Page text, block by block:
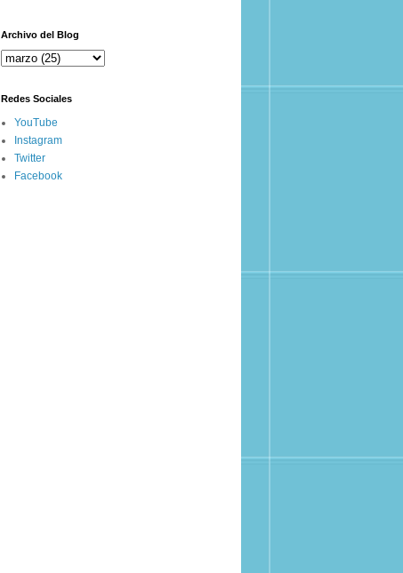
Archivo del Blog
Redes Sociales
YouTube
Instagram
Twitter
Facebook